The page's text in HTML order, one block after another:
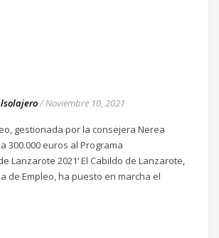
/Noviembre 10, 2021
gestionada por la consejera Nerea
300.000 euros al Programa
Lanzarote 2021’ El Cabildo de Lanzarote,
de Empleo, ha puesto en marcha el